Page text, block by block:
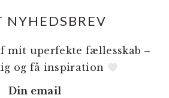
NYHEDSBREV
mit uperfekte fællesskab –
og få inspiration
Din email